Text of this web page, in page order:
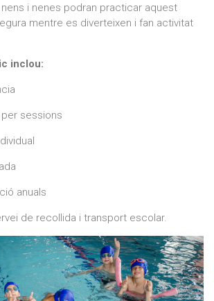
i nenes podran practicar aquest
mentre es diverteixen i fan activitat
inclou:
sessions
anuals
de recollida i transport escolar.